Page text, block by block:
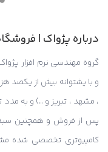
درباره پژواک |
گروه مهندسی نرم افزار
و با پشتوانه بیش از یکصد
، مشهد ، تبریز و …) و به مدد
پس از فروش و همچنین سبد
کامپیوتری تخصصی شده